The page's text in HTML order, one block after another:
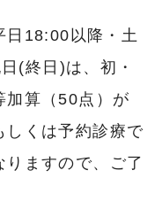
日18:00以降・土
(終日)は、初・
加算（50点）が
しくは予約診療で
ますので、ご了